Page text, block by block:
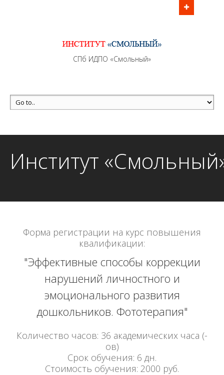
перерывов в рабочие дни с 9:00 до 21:00 МСК
MAX +7 (981) 190-30-30
mail@institutsmolnyj.ru
СПб ИДПО «Смольный»
Институт
Форма регистрации на курс повышения
квалификации:
"Эффективные способы коррекции
нарушений личностного и
эмоционального развития
дошкольников. Фототерапия"
Количество часов: 36 академических часа (-
ов)
Срок обучения: 6 дн.
Стоимость обучения: 2000 руб.